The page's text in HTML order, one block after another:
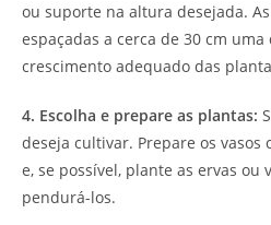
ou suporte na altura desejada.
espaçadas a cerca de 30 cm
crescimento adequado das
4. Escolha e prepare as plantas:
deseja cultivar. Prepare os
e, se possível, plante as ervas ou
pendurá-los.